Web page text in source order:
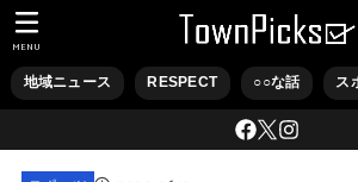
地域ニュース RESPECT ○○な話 ス
MENU